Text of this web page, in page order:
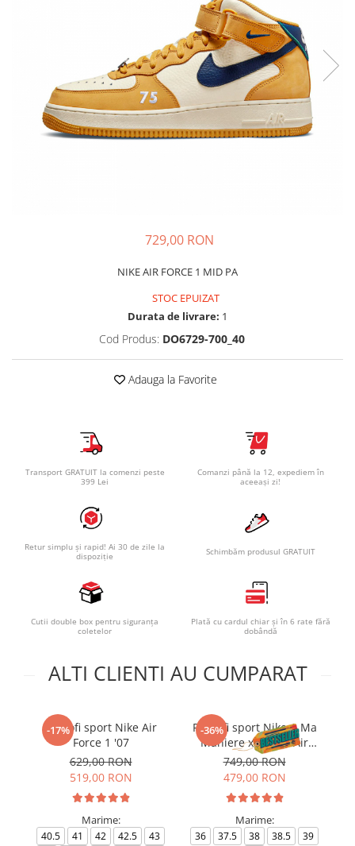
Geci si veste copii
Pantaloni scurti Copii
Accesorii
Ingrijire incaltaminte
729,00 RON
NIKE AIR FORCE 1 MID PA
STOC EPUIZAT
Durata de livrare: 1
Cod Produs: DO6729-700_40
Adauga la Favorite
Transport GRATUIT la comenzi peste
399 Lei
Comanzi până la 12, expediem în
aceeași zi!
Retur simplu și rapid! Ai 30 de zile la
dispoziție
Schimbăm produsul GRATUIT
Cutii double box pentru siguranța
coletelor
Plată cu cardul chiar și în 6 rate fără
dobândă
ALTI CLIENTI AU CUMPARAT
-17%
Pantofi sport Nike Air
Force 1 '07
629,00 RON
519,00 RON
Marime:
40.5 41 42 42.5
43
-36%
Pantofi sport Nike A Ma
Maniere x Wmns Air
Force 1 Low 07
749,00 RON
479,00 RON
Marime:
36 37.5 38 38.5
39